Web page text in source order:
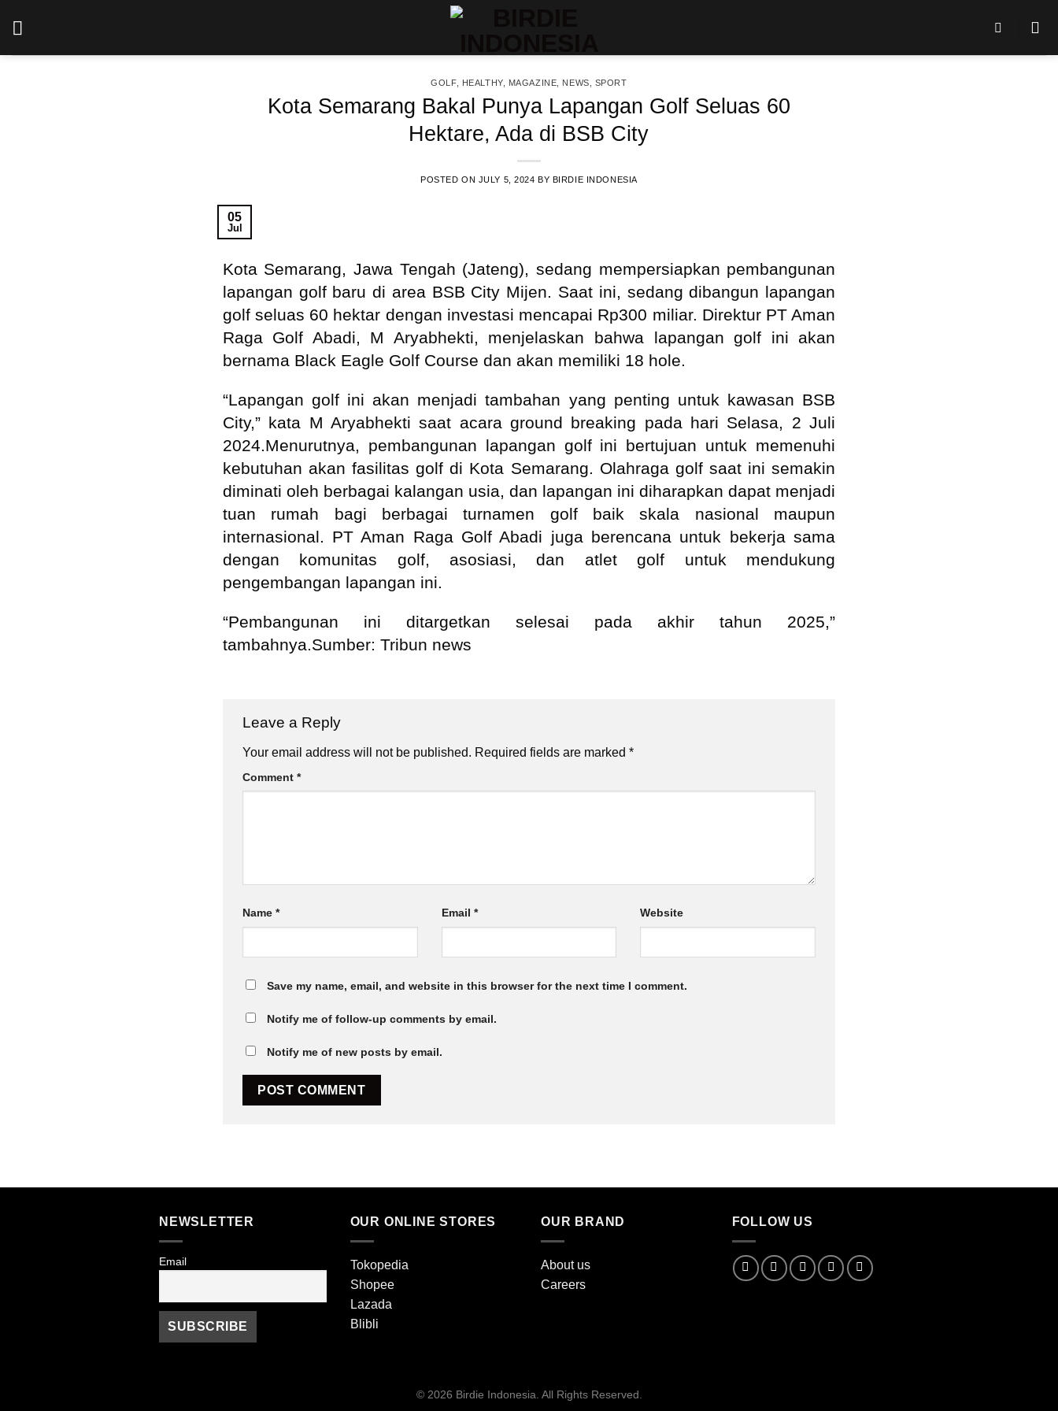
GOLF, HEALTHY, MAGAZINE NEWS SPORT
Kota Semarang Bakal Punya Lapangan Golf Seluas 60
Hektare, Ada di BSB City
POSTED ON JULY 5, 2024 BY BIRDIE INDONESIA
05
Jul
Kota Semarang, Jawa Tengah (Jateng), sedang mempersiapkan pembangunan
lapangan golf baru di area BSB City Mijen. Saat ini, sedang dibangun lapangan
golf seluas 60 hektar dengan investasi mencapai Rp300 miliar. Direktur PT Aman
Raga Golf Abadi, M Aryabhekti, menjelaskan bahwa lapangan golf ini akan
bernama Black Eagle Golf Course dan akan memiliki 18 hole.
“Lapangan golf ini akan menjadi tambahan yang penting untuk kawasan BSB
City,” kata M Aryabhekti saat acara ground breaking pada hari Selasa, 2 Juli
2024.Menurutnya, pembangunan lapangan golf ini bertujuan untuk memenuhi
kebutuhan akan fasilitas golf di Kota Semarang. Olahraga golf saat ini semakin
diminati oleh berbagai kalangan usia, dan lapangan ini diharapkan dapat menjadi
tuan rumah bagi berbagai turnamen golf baik skala nasional maupun
internasional. PT Aman Raga Golf Abadi juga berencana untuk bekerja sama
dengan komunitas golf, asosiasi, dan atlet golf untuk mendukung
pengembangan lapangan ini.
“Pembangunan ini ditargetkan selesai pada akhir tahun 2025,”
tambahnya.Sumber: Tribun news
Leave a Reply
Your email address will not be published. Required fields are marked *
Comment *
Name * Email * Website
Save my name, email, and website in this browser for the next time I comment.
Notify me of follow-up comments by email.
Notify me of new posts by email.
NEWSLETTER
Email
OUR ONLINE STORES
Tokopedia
Shopee
Lazada
Blibli
OUR BRAND
About us
Careers
FOLLOW US
© 2026 Birdie Indonesia. All Rights Reserved.